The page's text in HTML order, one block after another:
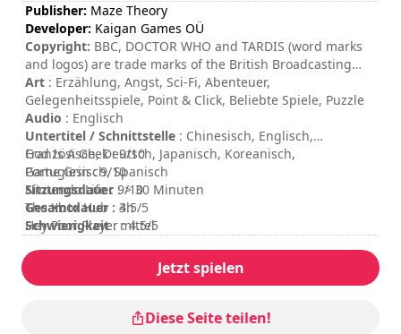
Publisher: Maze Theory
Developer: Kaigan Games OÜ
Copyright: BBC, DOCTOR WHO and TARDIS (word marks
and logos) are trade marks of the British Broadcasting
Corporation and are used under licence. BBC logo © BBC
1996. Doctor Who logo and WHO insignia © BBC 2018.
Licensed by BBC Studios.
Art : Erzählung, Angst, Sci-Fi, Abenteuer,
Gelegenheitsspiele, Point & Click, Beliebte Spiele, Puzzle
Audio : Englisch
Untertitel / Schnittstelle : Chinesisch, Englisch,
Französisch, Deutsch, Japanisch, Koreanisch,
Portugiesisch, Spanisch
Sitzungsdauer : > 30 Minuten
Gesamtdauer : 3h
Schwierigkeit: mittel
God Is A Geek : 9/10
Game Grin : 9/10
Nintendo Life : 9/10
The Xbox Hub : 4.5/5
Hey Poor Player : 4.5/5
Jetzt spielen
Diese Seite teilen!